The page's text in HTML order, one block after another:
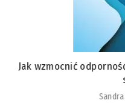
Jak wzmocnić